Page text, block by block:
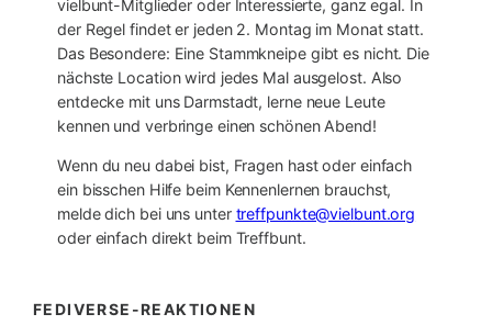
vielbunt-Mitglieder oder Interessierte, ganz egal. In
der Regel findet er jeden 2. Montag im Monat statt.
Das Besondere: Eine Stammkneipe gibt es nicht. Die
nächste Location wird jedes Mal ausgelost. Also
entdecke mit uns Darmstadt, lerne neue Leute
kennen und verbringe einen schönen Abend!
Wenn du neu dabei bist, Fragen hast oder einfach
ein bisschen Hilfe beim Kennenlernen brauchst,
melde dich bei uns unter treffpunkte@vielbunt.org
oder einfach direkt beim Treffbunt.
FEDIVERSE-REAKTIONEN